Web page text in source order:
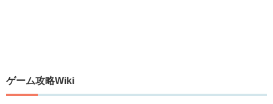
ゲーム攻略Wiki